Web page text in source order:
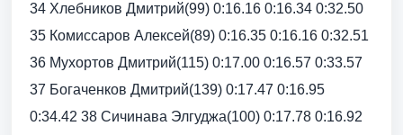
34 Хлебников Дмитрий(99) 0:16.16 0:16.34 0:32.50
35 Комиссаров Алексей(89) 0:16.35 0:16.16 0:32.51
36 Мухортов Дмитрий(115) 0:17.00 0:16.57 0:33.57
37 Богаченков Дмитрий(139) 0:17.47 0:16.95
0:34.42 38 Сичинава Элгуджа(100) 0:17.78 0:16.92